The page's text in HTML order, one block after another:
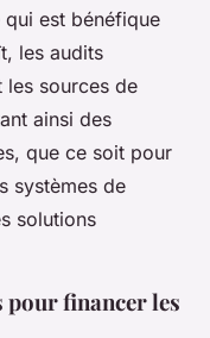
est bénéfique
les audits
les sources de
ainsi des
que ce soit pour
systèmes de
solutions
pour financer les